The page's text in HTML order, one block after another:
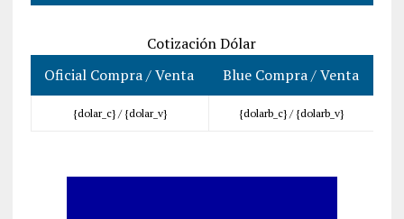
Cotización Dólar
Oficial Compra / Venta
Blue Compra / Venta
{dolar_c} / {dolar_v} {dolarb_c} / {dolarb_v}